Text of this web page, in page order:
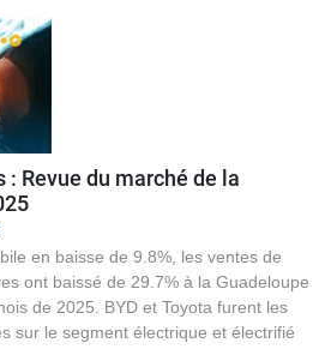
Revue du marché de la
en baisse de 9.8%, les ventes de
ont baissé de 29.7% à la Guadeloupe
de 2025. BYD et Toyota furent les
sur le segment électrique et électrifié